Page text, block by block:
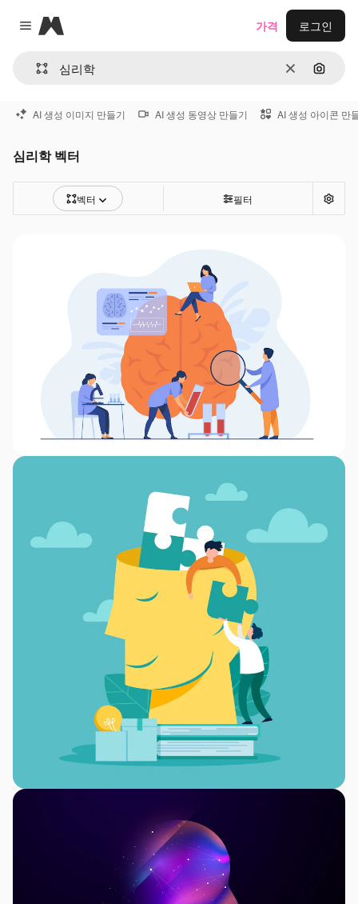
Close menu
Magnific
지우기이미지
가격 로그인
AI 생성 이미지 만들기 AI 생성 동영상 만들기 AI 생성 아이콘 만
심리학 벡터
벡터 필터